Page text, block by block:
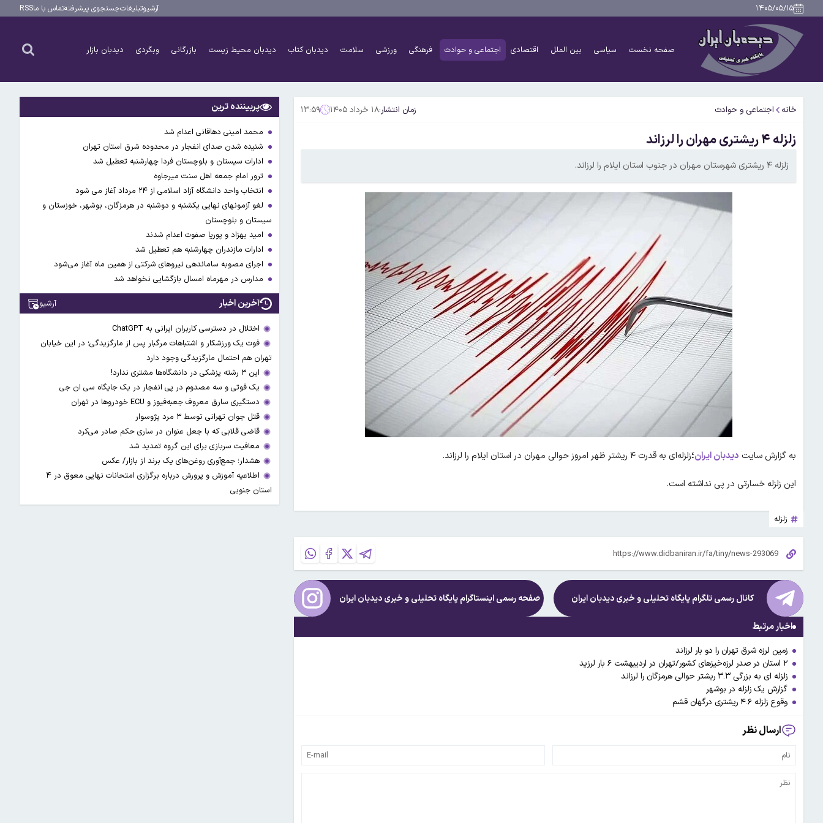
۱۴۰۵/۰۵/۱۵ آرشیوتبلیغاتجستجوی پیشرفتهتماس با ماRSS
صفحه نخست سیاسی بین الملل اقتصادی اجتماعی و حوادث فرهنگی ورزشی سلامت دیدبان کتاب دیدبان محیط زیست بازرگانی وبگردی دیدبان بازار
خانه اجتماعی و حوادث زمان انتشار:۱۸ خرداد ۱۴۰۵ ۱۳:۵۹
زلزله ۴ ریشتری مهران را لرزاند
زلزله ۴ ریشتری شهرستان مهران در جنوب استان ایلام را لرزاند.
به گزارش سایت دیدبان ایران؛زلزله‌ای به قدرت ۴ ریشتر ظهر امروز حوالی مهران در استان ایلام را لرزاند.
این زلزله خسارتی در پی نداشته است.
زلزله
کانال رسمی تلگرام پایگاه تحلیلی و خبریدیدبان ایران صفحه رسمی اینستاگرام پایگاه تحلیلی و خبریدیدبان ایران
اخبار مرتبط
زمین لرزه شرق تهران را دو بار لرزاند
۲ استان در صدر لرزه‌خیزهای کشور/تهران در اردیبهشت ۶ بار لرزید
زلزله ای به بزرگی ۳.۳ ریشتر حوالی هرمزگان را لرزاند
گزارش یک زلزله در بوشهر
وقوع زلزله ۴.۶ ریشتری درگهان قشم
ارسال نظر
پربیننده ترین
محمد امینی دهاقانی اعدام شد
شنیده شدن صدای انفجار در محدوده شرق استان تهران
ادارات سیستان و بلوچستان فردا چهارشنبه تعطیل شد
ترور امام جمعه اهل سنت میرجاوه
انتخاب واحد دانشگاه آزاد اسلامی از ۲۴ مرداد آغاز می شود
لغو آزمونهای نهایی یکشنبه و دوشنبه در هرمزگان، بوشهر، خوزستان و
سیستان و بلوچستان
امید بهزاد و پوریا صفوت اعدام شدند
ادارات مازندران چهارشنبه هم تعطیل شد
اجرای مصوبه ساماندهی نیرو‌های شرکتی از همین ماه آغاز می‌شود
مدارس در مهرماه امسال بازگشایی نخواهد شد
آخرین اخبار آرشیو
اختلال در دسترسی کاربران ایرانی به ChatGPT
فوت یک ورزشکار و اشتباهات مرگبار پس از مارگزیدگی؛ در این خیابان
تهران هم احتمال مارگزیدگی وجود دارد
این ۳ رشته پزشکی در دانشگاه‌ها مشتری ندارد!
یک فوتی و سه مصدوم در پی انفجار در یک جایگاه سی ان جی
دستگیری سارق معروف جعبه‌فیوز و ECU خودروها در تهران
قتل جوان تهرانی توسط ۳ مرد پژوسوار
قاضی قلابی که با جعل عنوان در ساری حکم صادر می‌کرد
معافیت سربازی برای این گروه تمدید شد
هشدار؛ جمع‌آوری روغن‌های یک برند از بازار/ عکس
اطلاعیه آموزش و پرورش درباره برگزاری امتحانات نهایی معوق در ۴
استان جنوبی